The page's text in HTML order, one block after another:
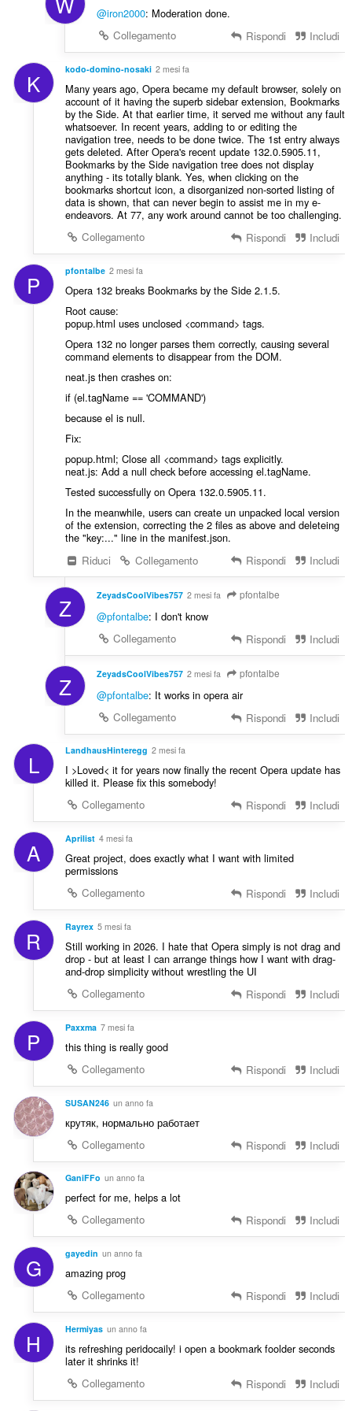
@iron2000: Moderation done.
Collegamento
Rispondi Includi
K kodo-domino-nosaki 2 mesi fa
Many years ago, Opera became my default browser, solely on
account of it having the superb sidebar extension, Bookmarks
by the Side. At that earlier time, it served me without any fault
whatsoever. In recent years, adding to or editing the
navigation tree, needs to be done twice. The 1st entry always
gets deleted. After Opera's recent update 132.0.5905.11,
Bookmarks by the Side navigation tree does not display
anything - its totally blank. Yes, when clicking on the
bookmarks shortcut icon, a disorganized non-sorted listing of
data is shown, that can never begin to assist me in my e-
endeavors. At 77, any work around cannot be too challenging.
Collegamento
Rispondi Includi
P pfontalbe 2 mesi fa
Opera 132 breaks Bookmarks by the Side 2.1.5.
Root cause:
popup.html uses unclosed <command> tags.
Opera 132 no longer parses them correctly, causing several
command elements to disappear from the DOM.
neat.js then crashes on:
if (el.tagName == 'COMMAND')
because el is null.
Fix:
popup.html; Close all <command> tags explicitly.
neat.js: Add a null check before accessing el.tagName.
Tested successfully on Opera 132.0.5905.11.
In the meanwhile, users can create un unpacked local version
of the extension, correcting the 2 files as above and deleteing
the "key:..." line in the manifest.json.
Riduci
Collegamento Rispondi Includi
Z ZeyadsCoolVibes757 2 mesi fa pfontalbe
@pfontalbe: I don't know
Collegamento
Rispondi Includi
Z ZeyadsCoolVibes757 2 mesi fa pfontalbe
@pfontalbe: It works in opera air
Collegamento
Rispondi Includi
L LandhausHinteregg 2 mesi fa
I >Loved< it for years now finally the recent Opera update has
killed it. Please fix this somebody!
Collegamento
Rispondi Includi
A Aprilist 4 mesi fa
Great project, does exactly what I want with limited
permissions
Collegamento
Rispondi Includi
R Rayrex 5 mesi fa
Still working in 2026. I hate that Opera simply is not drag and
drop - but at least I can arrange things how I want with drag-
and-drop simplicity without wrestling the UI
Collegamento
Rispondi Includi
P Paxxma 7 mesi fa
this thing is really good
Collegamento
Rispondi Includi
SUSAN246 un anno fa
крутяк, нормально работает
Collegamento
Rispondi Includi
GaniFFo un anno fa
perfect for me, helps a lot
Collegamento
Rispondi Includi
G gayedin un anno fa
amazing prog
Collegamento
Rispondi Includi
H Hermiyas un anno fa
its refreshing peridocaily! i open a bookmark foolder seconds
later it shrinks it!
Collegamento
Rispondi Includi